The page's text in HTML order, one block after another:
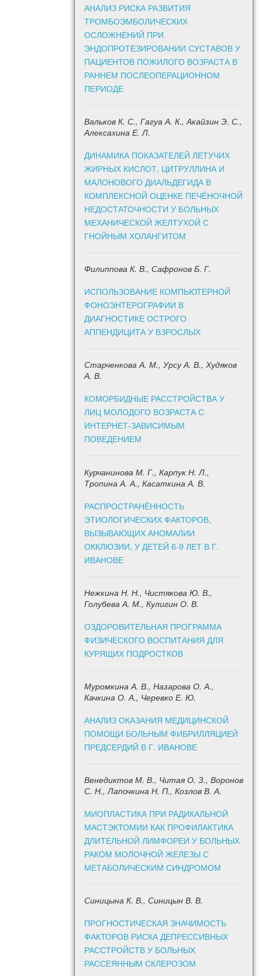
АНАЛИЗ РИСКА РАЗВИТИЯ
ТРОМБОЭМБОЛИЧЕСКИХ
ОСЛОЖНЕНИЙ ПРИ
ЭНДОПРОТЕЗИРОВАНИИ СУСТАВОВ У
ПАЦИЕНТОВ ПОЖИЛОГО ВОЗРАСТА В
РАННЕМ ПОСЛЕОПЕРАЦИОННОМ
ПЕРИОДЕ
Вальков К. С., Гагуа А. К., Акайзин Э. С.,
Алексахина Е. Л.
ДИНАМИКА ПОКАЗАТЕЛЕЙ ЛЕТУЧИХ
ЖИРНЫХ КИСЛОТ, ЦИТРУЛЛИНА И
МАЛОНОВОГО ДИАЛЬДЕГИДА В
КОМПЛЕКСНОЙ ОЦЕНКЕ ПЕЧЁНОЧНОЙ
НЕДОСТАТОЧНОСТИ У БОЛЬНЫХ
МЕХАНИЧЕСКОЙ ЖЕЛТУХОЙ С
ГНОЙНЫМ ХОЛАНГИТОМ
Филиппова К. В., Сафронов Б. Г.
ИСПОЛЬЗОВАНИЕ КОМПЬЮТЕРНОЙ
ФОНОЭНТЕРОГРАФИИ В
ДИАГНОСТИКЕ ОСТРОГО
АППЕНДИЦИТА У ВЗРОСЛЫХ
Старченкова А. М., Урсу А. В., Худяков
А. В.
КОМОРБИДНЫЕ РАССТРОЙСТВА У
ЛИЦ МОЛОДОГО ВОЗРАСТА С
ИНТЕРНЕТ-ЗАВИСИМЫМ
ПОВЕДЕНИЕМ
Курчанинова М. Г., Карпук Н. Л.,
Тропина А. А., Касаткина А. В.
РАСПРОСТРАНЁННОСТЬ
ЭТИОЛОГИЧЕСКИХ ФАКТОРОВ,
ВЫЗЫВАЮЩИХ АНОМАЛИИ
ОККЛЮЗИИ, У ДЕТЕЙ 6-9 ЛЕТ В Г.
ИВАНОВЕ
Нежкина Н. Н., Чистякова Ю. В.,
Голубева А. М., Кулигин О. В.
ОЗДОРОВИТЕЛЬНАЯ ПРОГРАММА
ФИЗИЧЕСКОГО ВОСПИТАНИЯ ДЛЯ
КУРЯЩИХ ПОДРОСТКОВ
Муромкина А. В., Назарова О. А.,
Качкина О. А., Черевко Е. Ю.
АНАЛИЗ ОКАЗАНИЯ МЕДИЦИНСКОЙ
ПОМОЩИ БОЛЬНЫМ ФИБРИЛЛЯЦИЕЙ
ПРЕДСЕРДИЙ В Г. ИВАНОВЕ
Венедиктов М. В., Читая О. З., Воронов
С. Н., Лапочкина Н. П., Козлов В. А.
МИОПЛАСТИКА ПРИ РАДИКАЛЬНОЙ
МАСТЭКТОМИИ КАК ПРОФИЛАКТИКА
ДЛИТЕЛЬНОЙ ЛИМФОРЕИ У БОЛЬНЫХ
РАКОМ МОЛОЧНОЙ ЖЕЛЕЗЫ С
МЕТАБОЛИЧЕСКИМ СИНДРОМОМ
Синицына К. В., Синицын В. В.
ПРОГНОСТИЧЕСКАЯ ЗНАЧИМОСТЬ
ФАКТОРОВ РИСКА ДЕПРЕССИВНЫХ
РАССТРОЙСТВ У БОЛЬНЫХ
РАССЕЯННЫМ СКЛЕРОЗОМ